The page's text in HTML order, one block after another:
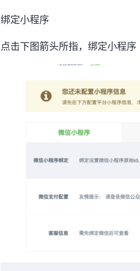
绑定小程序
点击下图箭头所指，绑定小程序